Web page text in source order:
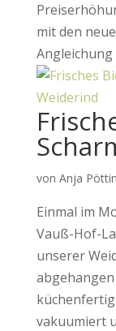
mit den
Angleichung
von Anja
Einmal im
Vauß-Hof-
unserer
vakuumiert